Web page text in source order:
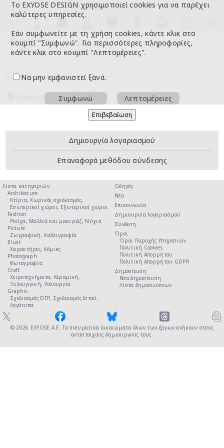
Το EXYOSE DESIGN χρησιμοποιεί cookies για να παρέχει
καλύτερες υπηρεσίες.
Εάν συμφωνείτε με τη χρήση cookies, κάντε κλικ στο
κουμπί "Συμφωνώ". Για περισσότερες πληροφορίες,
κάντε κλικ στο κουμπί "Λεπτομέρειες".
Να μην εμφανιστεί ξανά.
Συμφωνώ Λεπτομέρειες
Μέθοδος σύνδεσης
Πασκί Κωδικός πρόσβασης
Διεύθυνση Email
Παραμονή σε σύνδεση
Δημιουργία λογαριασμού
Επαναφορά μεθόδου σύνδεσης
Λίστα κατηγοριών
Architecture
Κτίρια,Χωρικός σχεδιασμός,
Εσωτερικοί χώροι, Εξωτερικοί χώροι
Fashion
Ρούχα, Μαλλιά και μακιγιάζ, Νύχια
Picture
Ζωγραφική, Καλλιγραφία
Illust
Χαρακτήρες, Κόμικς
Photograph
Φωτογραφία
Craft
Χειροτεχνήματα, Κεραμική,
Ξυλουργική, Υαλουργία
Graphic
Σχεδιασμός DTP, Σχεδιασμός Ιστού,
Λογότυπα
Οδηγός
Νέα
Επικοινωνία
Δημιουργία λογαριασμού
Σύνδεση
Όροι
Όροι Παροχής Υπηρεσιών
Πολιτική Cookies
Πολιτική Απορρήτου
Πολιτική Απορρήτου GDPR
Δημοσίευση
Νέα δημοσίευση
Λίστα δημοσιεύσεων
© 2026 EXYOSE Α.Ε. Τα πνευματικά δικαιώματα όλων των έργων ανήκουν στους
αντίστοιχους δημιουργούς τους.